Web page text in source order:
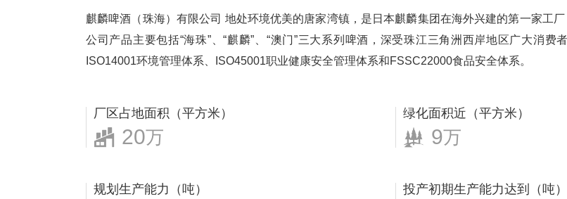
麒麟啤酒（珠海）有限公司 地处环境优美的唐家湾镇，是日本麒麟集团在海外兴建的第一家工
公司产品主要包括“海珠”、“麒麟”、“澳门”三大系列啤酒，深受珠江三角洲西岸地区广大消费
ISO14001环境管理体系、ISO45001职业健康安全管理体系和FSSC22000食品安全体系。
厂区占地面积（平方米）
20万
绿化面积近（平方米）
9万
规划生产能力（吨） 投产初期生产能力达到（吨）